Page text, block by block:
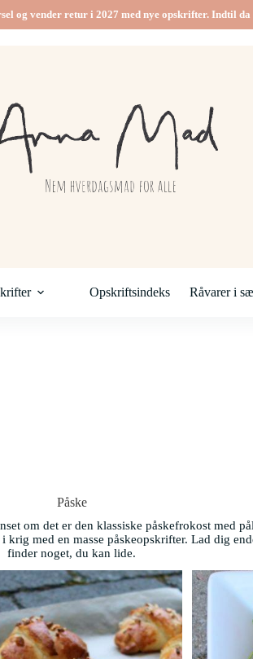
og vender retur i 2027 med nye opskrifter. Indtil
Opskriftsindeks Råvarer i
Påske
om det er den klassiske påskefrokost med
med en masse påskeopskrifter. Lad dig
finder noget, du kan lide.